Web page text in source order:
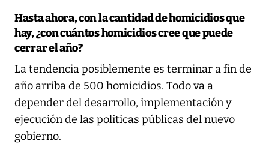
Hasta ahora, con la cantidad de homicidios que
hay, ¿con cuántos homicidios cree que puede
cerrar el año?
La tendencia posiblemente es terminar a fin de
año arriba de 500 homicidios. Todo va a
depender del desarrollo, implementación y
ejecución de las políticas públicas del nuevo
gobierno.